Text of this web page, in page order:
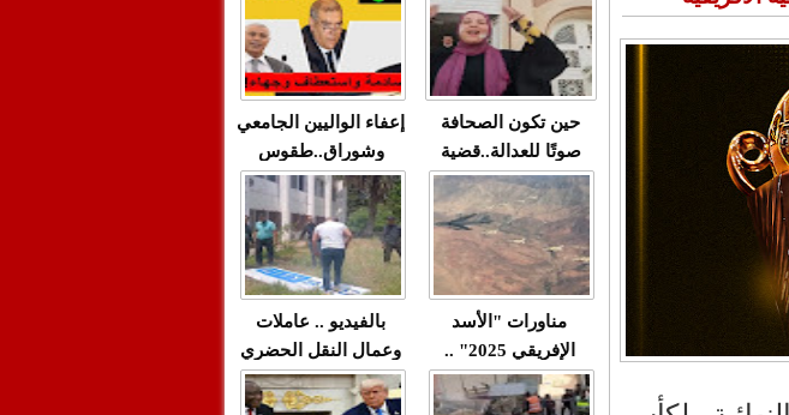
حين تكون الصحافة
صوتًا للعدالة..قضية
"مولات 88 غرزة"
مثالا(فيديو)
متابعة حميد طولست
في زمن تزداد فيه
حالات العنف ضد
النساء ويغيب فيه أحيانًا
صدى العدالة في
ردهات الم...
إعفاء الواليين الجامعي
وشوراق..طقوس
صادمة وملتمس
"الوجهاء"؟/ صمت
وزارة الداخلية؟/أين
الوزير التوفيق؟(فيديو)
بالفيديو .. عاملات
وعمال النقل الحضري
بفاس يعبرون عن
ارتياحهم بعد إنهاء عقد
مناورات "الأسد
الإفريقي 2025" ..
شاهد القاذفة النووية
في تدريب مع ثماني